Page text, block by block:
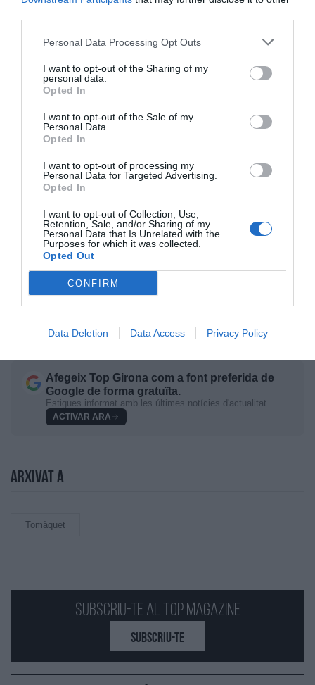
Personal Data Processing Opt Outs
I want to opt-out of the Sharing of my
personal data.
Opted In
I want to opt-out of the Sale of my
Personal Data.
Opted In
I want to opt-out of processing my
Personal Data for Targeted Advertising.
Opted In
I want to opt-out of Collection, Use,
Retention, Sale, and/or Sharing of my
Personal Data that Is Unrelated with the
Purposes for which it was collected.
Opted Out
CONFIRM
Data Deletion Data Access Privacy Policy
Subscriu-te al Top Magazine
SUBSCRIU-TE
Afegeix Top Girona com a font preferida de
Google de forma gratuïta.
Estigues informat amb les últimes notícies d'actualitat
ACTIVAR ARA
Arxivat a
Tomàquet